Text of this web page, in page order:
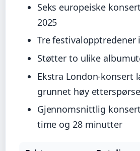
Seks europeiske
2025
Tre festivalopptredener
Støtter to ulike
Ekstra London-konsert
grunnet høy
Gjennomsnittlig
time og 28 minutter